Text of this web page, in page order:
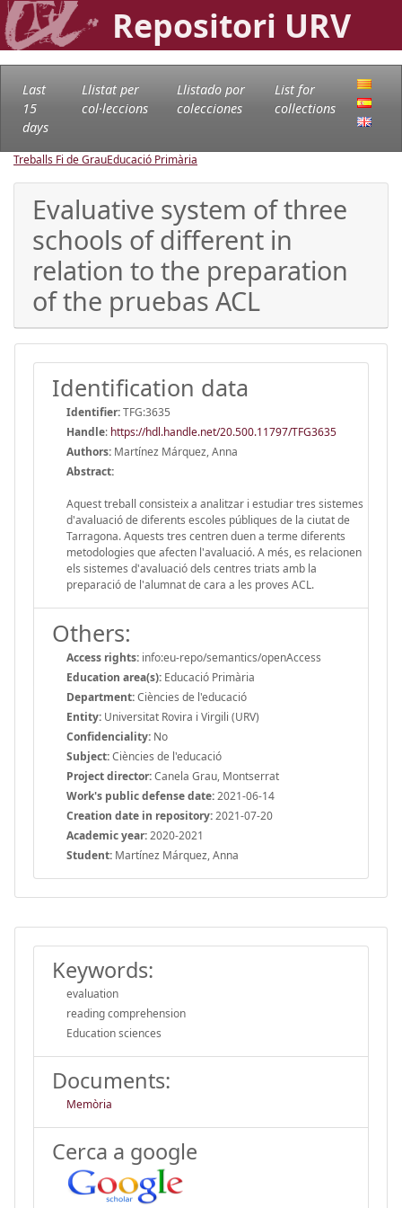
Repositori URV
Last
15
days
Llistat per
col·leccions
Llistado por
colecciones
List for
collections
Treballs Fi de GrauEducació Primària
Evaluative system of three
schools of different in
relation to the preparation
of the pruebas ACL
Identification data
Identifier:TFG:3635
Handle: https://hdl.handle.net/20.500.11797/TFG3635
Authors: Martínez Márquez, Anna
Abstract:
Aquest treball consisteix a analitzar i estudiar tres sistemes
d'avaluació de diferents escoles públiques de la ciutat de
Tarragona. Aquests tres centren duen a terme diferents
metodologies que afecten l'avaluació. A més, es relacionen
els sistemes d'avaluació dels centres triats amb la
preparació de l'alumnat de cara a les proves ACL.
Others:
Access rights: info:eu-repo/semantics/openAccess
Education area(s): Educació Primària
Department:Ciències de l'educació
Entity: Universitat Rovira i Virgili (URV)
Confidenciality: No
Subject:Ciències de l'educació
Project director:Canela Grau, Montserrat
Work's public defense date:2021-06-14
Creation date in repository:2021-07-20
Academic year:2020-2021
Student: Martínez Márquez, Anna
Keywords:
evaluation
reading comprehension
Education sciences
Documents:
Memòria
Cerca a google